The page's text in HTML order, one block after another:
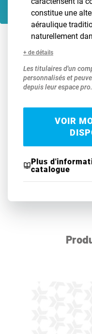
constitue une
aéraulique
naturellement
+ de détails
Les titulaires d'un
personnalisés et
depuis leur espace pro.
VOIR
Plus
catalogue